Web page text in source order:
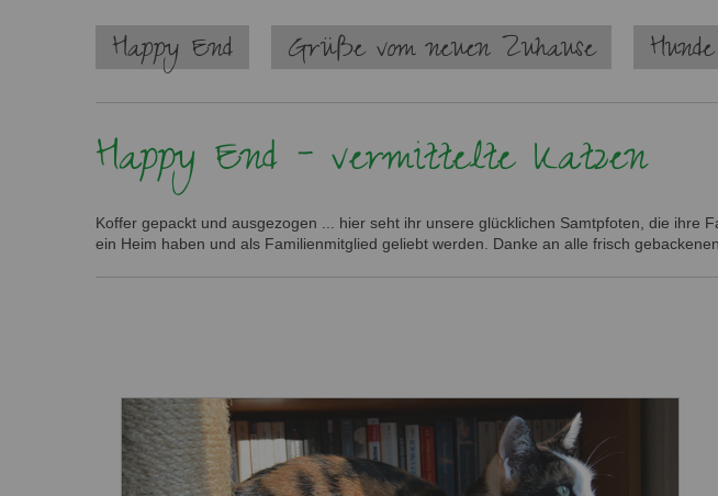
Navigation
überspringen
Happy End Grüße vom neuen Zuhause Hunde
Happy End - vermittelte Katzen
Koffer gepackt und ausgezogen ... hier seht ihr unsere glücklichen Samtpfoten, die ihre
ein Heim haben und als Familienmitglied geliebt werden. Danke an alle frisch